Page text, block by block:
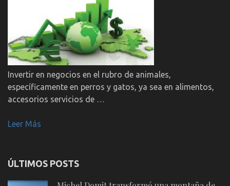
Invertir en negocios en el rubro de animales,
específicamente en perros y gatos, ya sea en alimentos,
accesorios servicios de …
Leer Más
ÚLTIMOS POSTS